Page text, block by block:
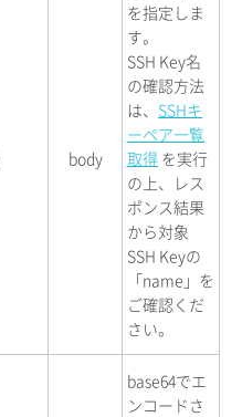
body
を指定しま
す。
SSH Key名
の確認方法
は、 SSHキ
ーペア一覧
取得 を実行
の上、レス
ポンス結果
から対象
SSH Keyの
「name」を
ご確認くだ
さい。
base64でエ
ンコードさ